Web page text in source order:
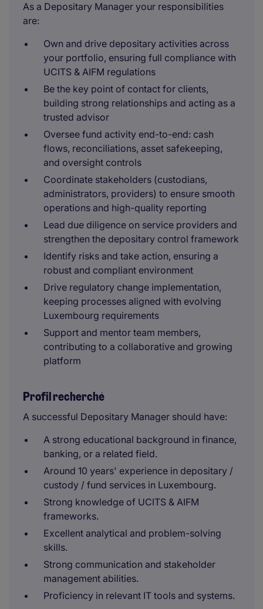
As a Depositary Manager your responsibilities
are:
Own and drive depositary activities across
your portfolio, ensuring full compliance with
UCITS & AIFM regulations
Be the key point of contact for clients,
building strong relationships and acting as a
trusted advisor
Oversee fund activity end-to-end: cash
flows, reconciliations, asset safekeeping,
and oversight controls
Coordinate stakeholders (custodians,
administrators, providers) to ensure smooth
operations and high-quality reporting
Lead due diligence on service providers and
strengthen the depositary control framework
Identify risks and take action, ensuring a
robust and compliant environment
Drive regulatory change implementation,
keeping processes aligned with evolving
Luxembourg requirements
Support and mentor team members,
contributing to a collaborative and growing
platform
Profil recherché
A successful Depositary Manager should have:
A strong educational background in finance,
banking, or a related field.
Around 10 years' experience in depositary /
custody / fund services in Luxembourg.
Strong knowledge of UCITS & AIFM
frameworks.
Excellent analytical and problem-solving
skills.
Strong communication and stakeholder
management abilities.
Proficiency in relevant IT tools and systems.